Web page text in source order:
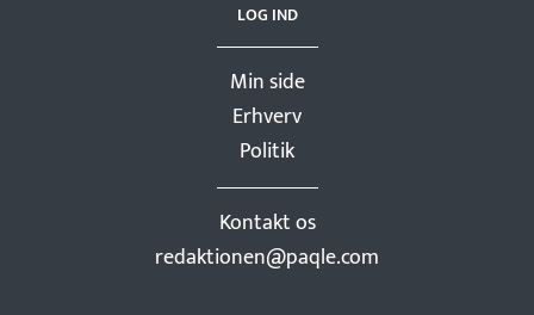
Min side
Erhverv
Politik
Kontakt os
redaktionen@paqle.com
LOG IND